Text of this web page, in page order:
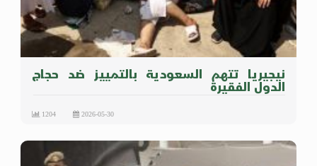
نيجيريا تتهم السعودية بالتمييز ضد حجاج
الدول الفقيرة
2026-05-30
1204